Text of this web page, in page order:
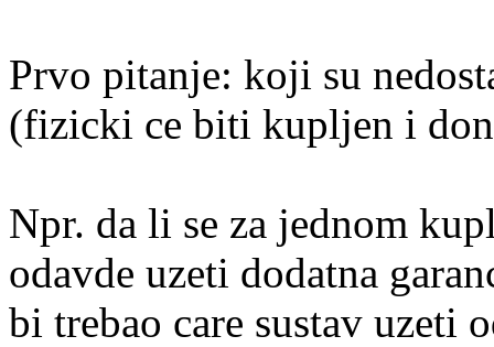
Prvo pitanje: koji su
(fizicki ce biti kupljen i
Npr. da li se za jednom
odavde uzeti dodatna
bi trebao care sustav uzeti